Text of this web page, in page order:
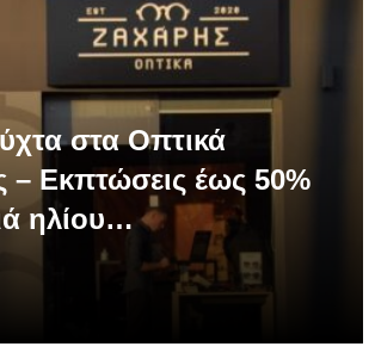
στα Οπτικά
– Εκπτώσεις έως 50%
ηλίου…